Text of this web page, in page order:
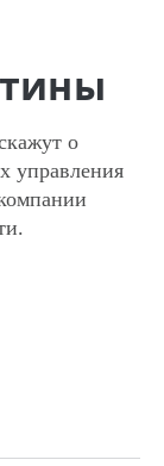
о
управления